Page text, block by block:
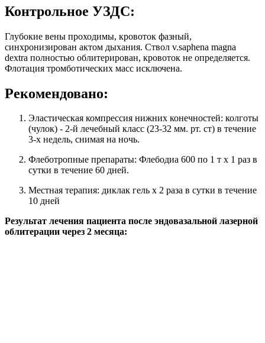
Контрольное УЗДС:
Глубокие вены проходимы, кровоток фазный,
синхронизирован актом дыхания. Ствол v.saphena magna
dextra полностью облитерирован, кровоток не определяется.
Флотация тромботических масс исключена.
Рекомендовано:
Эластическая компрессия нижних конечностей: колготы
(чулок) - 2-й лечебный класс (23-32 мм. рт. ст) в течение
3-х недель, снимая на ночь.
Флеботропные препараты: Флебодиа 600 по 1 т х 1 раз в
сутки в течение 60 дней.
Местная терапия: диклак гель х 2 раза в сутки в течение
10 дней
Результат лечения пациента после эндовазальной лазерной
облитерации через 2 месяца: